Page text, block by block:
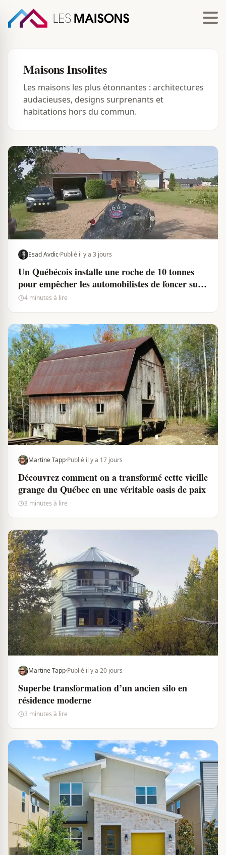
Maisons Insolites
Les maisons les plus étonnantes : architectures
audacieuses, designs surprenants et
habitations hors du commun.
Esad Avdic·Publié il y a 3 jours
Un Québécois installe une roche de 10 tonnes
pour empêcher les automobilistes de foncer sur
sa maison
4 minutes à lire
Martine Tapp·Publié il y a 17 jours
Découvrez comment on a transformé cette vieille
grange du Québec en une véritable oasis de paix
3 minutes à lire
Martine Tapp·Publié il y a 20 jours
Superbe transformation d’un ancien silo en
résidence moderne
3 minutes à lire